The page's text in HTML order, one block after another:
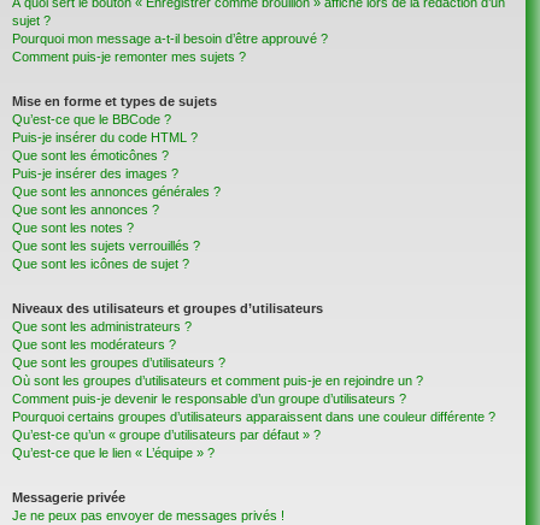
sujet ?
Pourquoi mon message a-t-il besoin d’être approuvé ?
Comment puis-je remonter mes sujets ?
Mise en forme et types de sujets
Qu’est-ce que le BBCode ?
Puis-je insérer du code HTML ?
Que sont les émoticônes ?
Puis-je insérer des images ?
Que sont les annonces générales ?
Que sont les annonces ?
Que sont les notes ?
Que sont les sujets verrouillés ?
Que sont les icônes de sujet ?
Niveaux des utilisateurs et groupes d’utilisateurs
Que sont les administrateurs ?
Que sont les modérateurs ?
Que sont les groupes d’utilisateurs ?
Où sont les groupes d’utilisateurs et comment puis-je en rejoindre un ?
Comment puis-je devenir le responsable d’un groupe d’utilisateurs ?
Pourquoi certains groupes d’utilisateurs apparaissent dans une couleur différente ?
Qu’est-ce qu’un « groupe d’utilisateurs par défaut » ?
Qu’est-ce que le lien « L’équipe » ?
Messagerie privée
Je ne peux pas envoyer de messages privés !